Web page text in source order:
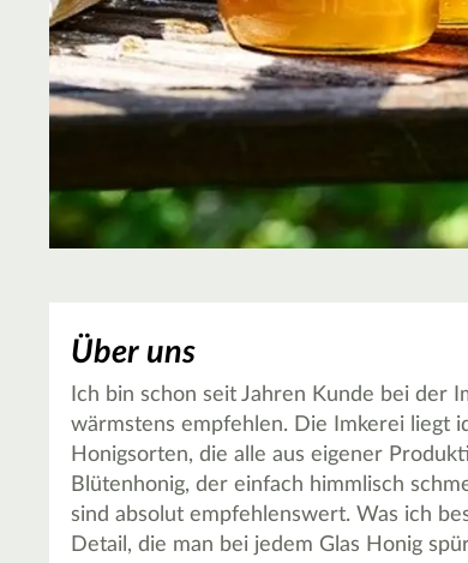
Über uns
Ich bin schon seit Jahren Kunde bei der
wärmstens empfehlen. Die Imkerei liegt
Honigsorten, die alle aus eigener
Blütenhonig, der einfach himmlisch
sind absolut empfehlenswert. Was ich
Detail, die man bei jedem Glas Honig